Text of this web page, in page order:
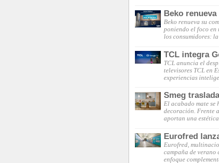
Beko
Beko renueva su
poniendo el foco en
los consumidores:
TCL integra
TCL anuncia el
televisores TCL en
experiencias
Smeg
El acabado mate se
decoración. Frente
aportan una
Eurofred
Eurofred,
campaña de verano
enfoque